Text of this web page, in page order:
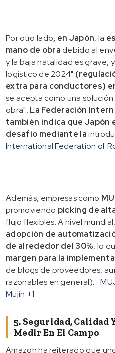
Por otro lado, en Japón, la
mano de obra debido al
y la baja natalidad es grave,
logístico de 2024"
extra para conductores)
se acepta como una
obra". La Federación
también indica que Japón
desafío mediante la
International Federation of
Además, empresas como
promoviendo picking de
flujo flexibles. A nivel
adopción de
de alrededor del 30%, lo
margen para la
de blogs de proveedores,
razonables en general).
Mujin +1
5. Seguridad, Calidad
Medir En El Campo
Amazon ha reiterado que